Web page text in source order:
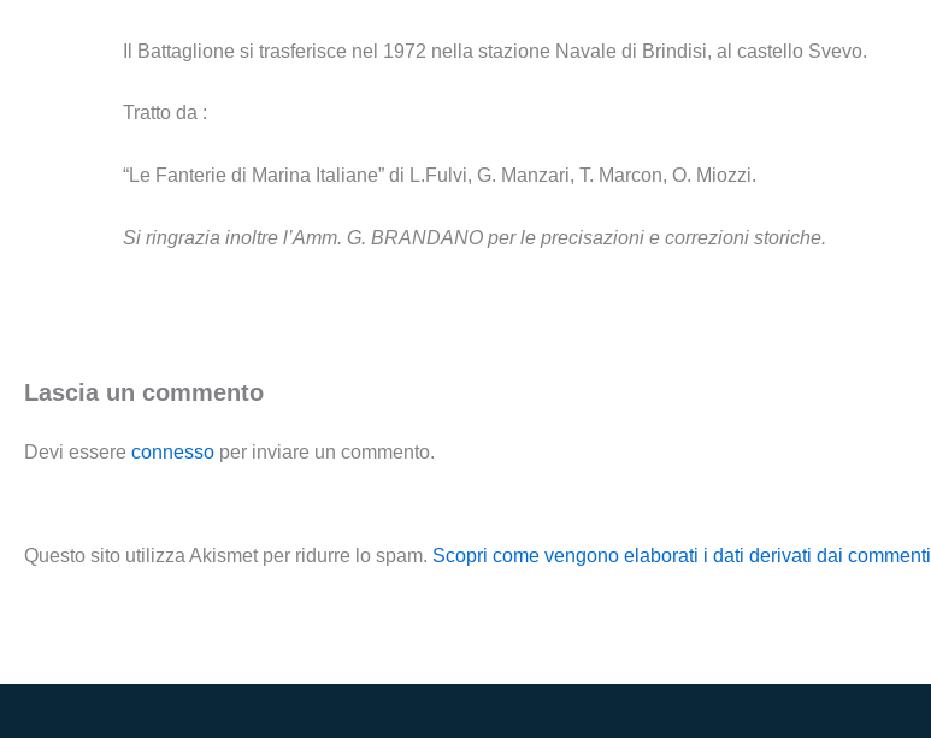
Il Battaglione si trasferisce nel 1972 nella stazione Navale di Brindisi, al castello Svevo.
Tratto da :
“Le Fanterie di Marina Italiane” di L.Fulvi, G. Manzari, T. Marcon, O. Miozzi.
Si ringrazia inoltre l’Amm. G. BRANDANO per le precisazioni e correzioni storiche.
Lascia un commento
Devi essere connesso per inviare un commento.
Questo sito utilizza Akismet per ridurre lo spam. Scopri come vengono elaborati i dati derivati dai commenti